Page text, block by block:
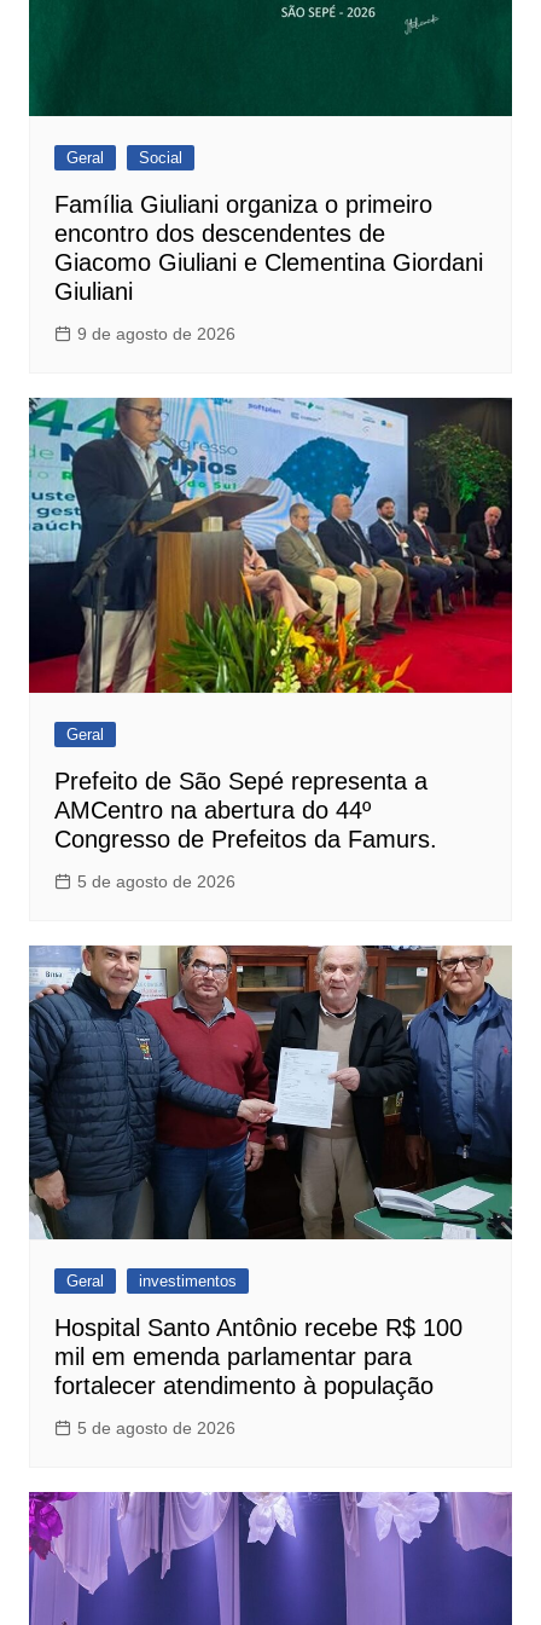
Geral Social
Família Giuliani organiza o primeiro
encontro dos descendentes de
Giacomo Giuliani e Clementina Giordani
Giuliani
9 de agosto de 2026
Geral
Prefeito de São Sepé representa a
AMCentro na abertura do 44º
Congresso de Prefeitos da Famurs.
5 de agosto de 2026
Geral investimentos
Hospital Santo Antônio recebe R$ 100
mil em emenda parlamentar para
fortalecer atendimento à população
5 de agosto de 2026